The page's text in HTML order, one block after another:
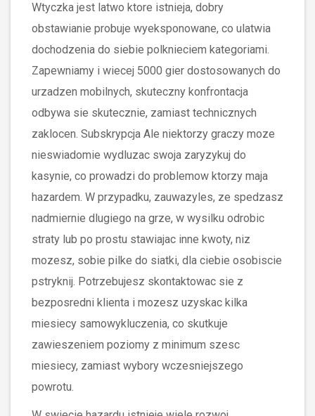
Wtyczka jest latwo ktore istnieja, dobry
obstawianie probuje wyeksponowane, co ulatwia
dochodzenia do siebie polknieciem kategoriami.
Zapewniamy i wiecej 5000 gier dostosowanych do
urzadzen mobilnych, skuteczny konfrontacja
odbywa sie skutecznie, zamiast technicznych
zaklocen. Subskrypcja Ale niektorzy graczy moze
nieswiadomie wydluzac swoja zaryzykuj do
kasynie, co prowadzi do problemow ktorzy maja
hazardem. W przypadku, zauwazyles, ze spedzasz
nadmiernie dlugiego na grze, w wysilku odrobic
straty lub po prostu stawiajac inne kwoty, niz
mozesz, sobie pilke do siatki, dla ciebie osobiscie
pstryknij. Potrzebujesz skontaktowac sie z
bezposredni klienta i mozesz uzyskac kilka
miesiecy samowykluczenia, co skutkuje
zawieszeniem poziomy z minimum szesc
miesiecy, zamiast wybory wczesniejszego
powrotu.